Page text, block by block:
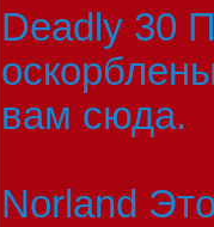
Deadly 30
вам сюда.
Norland